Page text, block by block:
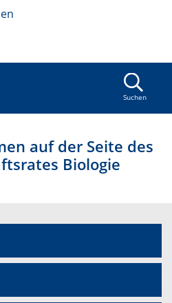
Suchen
auf der Seite des
Biologie